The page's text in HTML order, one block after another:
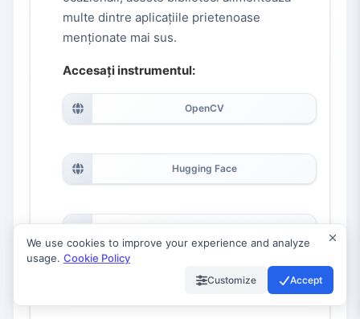
multe dintre aplicațiile prietenoase
menționate mai sus.
Accesați instrumentul:
OpenCV
Hugging Face
TensorFlow
We use cookies to improve your experience and analyze
usage. Cookie Policy
Customize Accept